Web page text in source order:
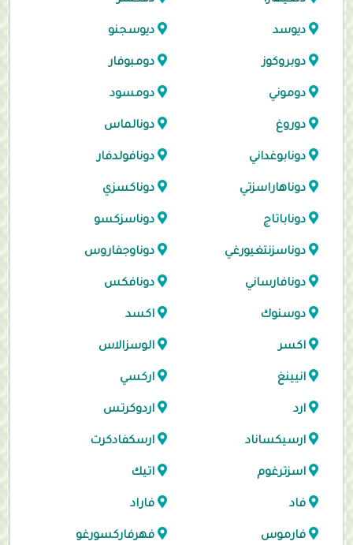
ديوسد ديوسجنو
دوبروكوز دومبوفار
دوموني دومسود
دوروغ دونالماس
دونابوغداني دونافولدفار
دوناهاراسزتي دوناكسزي
دوناباتاج دوناسزكسو
دوناسزنتغيورغي دوناوجفاروس
دونافارساني دونافكس
دوسنوك اكسد
اكسر الوسزالاس
انيينغ اركسي
ارد اردوكرتس
ارسيكساناد ارسكفادكرت
اسزترغوم اتيك
فاد فاراد
فارموس فهرفاركسورغو